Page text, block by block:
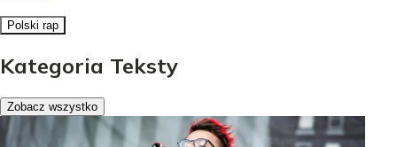
Polski rap
Kategoria Teksty
Zobacz wszystko